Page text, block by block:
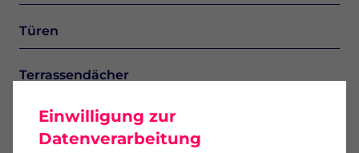
Einwilligung zur
DatenverarbeitungStarke Partner im
Türen
Terrassendächer
Garagentore